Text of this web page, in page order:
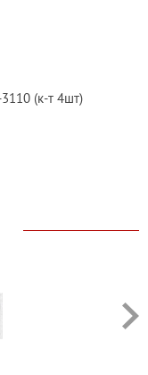
3110 (к-т 4шт)